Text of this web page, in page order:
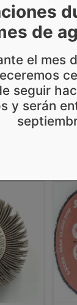
SECO ORO
de papel
de aluminio
en varios
de
el mes
seguir
y serán